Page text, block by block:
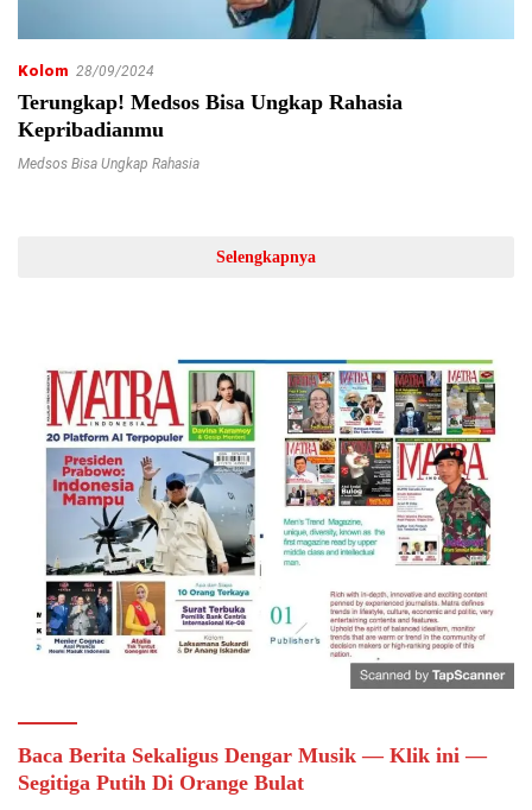
Kolom 28/09/2024
Terungkap! Medsos Bisa Ungkap Rahasia
Kepribadianmu
Medsos Bisa Ungkap Rahasia
Selengkapnya
Baca Berita Sekaligus Dengar Musik — Klik ini —
Segitiga Putih Di Orange Bulat